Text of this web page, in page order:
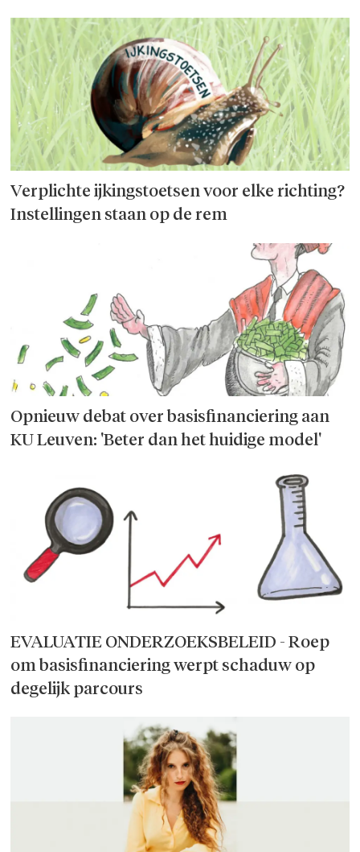
Verplichte ijkingstoetsen voor elke richting?
Instellingen staan op de rem
Opnieuw debat over basisfinanciering aan
KU Leuven: 'Beter dan het huidige model'
EVALUATIE ONDERZOEKSBELEID - Roep
om basisfinanciering werpt schaduw op
degelijk parcours